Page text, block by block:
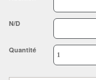
N/D
Quantité